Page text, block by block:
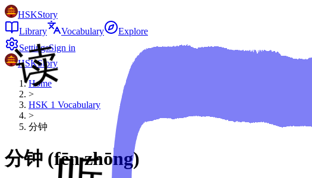
HSKStory
Library
Vocabulary
Explore
SettingsSign in
HSKStory
Home
>
HSK 1 Vocabulary
>
分钟
分钟 (fēn zhōng)